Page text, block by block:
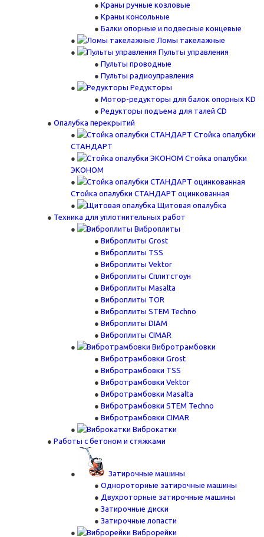
Краны ручные козловые
Краны консольные
Балки опорные и подвесные концевые
Ломы такелажные
Пульты управления
Пульты проводные
Пульты радиоуправления
Редукторы
Мотор-редукторы для балок опорных KD
Редукторы подъема для талей CD
Опалубка перекрытий
Стойка опалубки
СТАНДАРТ
Стойка опалубки
ЭКОНОМ
Стойка опалубки СТАНДАРТ оцинкованная
Щитовая опалубка
Техника для уплотнительных работ
Виброплиты
Виброплиты Grost
Виброплиты TSS
Виброплиты Vektor
Виброплиты Сплитстоун
Виброплиты Masalta
Виброплиты TOR
Виброплиты STEM Techno
Виброплиты DIAM
Виброплиты CIMAR
Вибротрамбовки
Вибротрамбовки Grost
Вибротрамбовки TSS
Вибротрамбовки Vektor
Вибротрамбовки Masalta
Вибротрамбовки STEM Techno
Вибротрамбовки CIMAR
Виброкатки
Работы с бетоном и стяжками
Затирочные машины
Однороторные затирочные машины
Двухроторные затирочные машины
Затирочные диски
Затирочные лопасти
Виброрейки